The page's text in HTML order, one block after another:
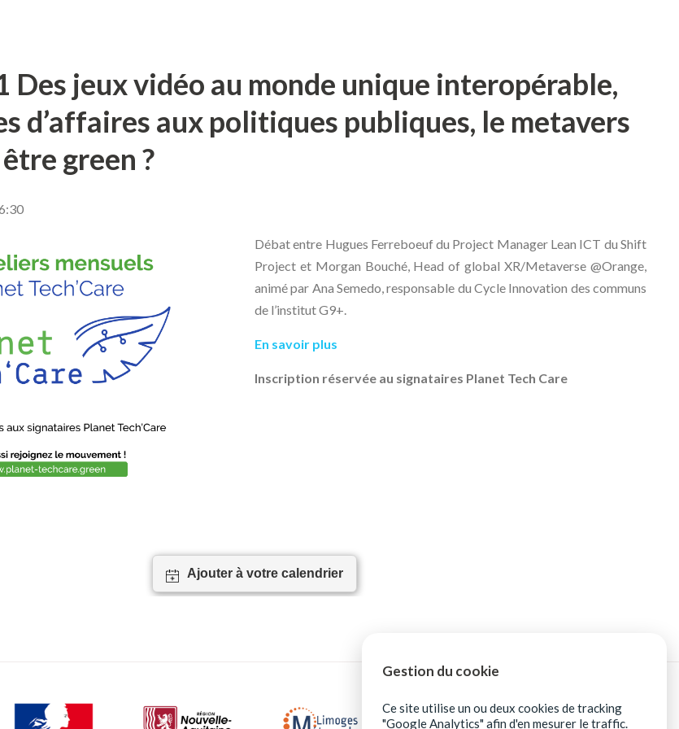
jeux vidéo au monde unique interopérable,
d’affaires aux politiques publiques, le metavers
green ?
Débat entre Hugues Ferreboeuf du Project Manager Lean ICT du Shift
Project et Morgan Bouché, Head of global XR/Metaverse @Orange,
animé par Ana Semedo, responsable du Cycle Innovation des communs
de l’institut G9+.
En savoir plus
Inscription réservée au signataires Planet Tech Care
Ajouter à votre calendrier
Gestion du cookie
Ce site utilise un ou deux cookies de tracking
"Google Analytics" afin d'en mesurer le traffic.